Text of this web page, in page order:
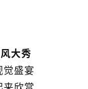
大秀
觉盛宴